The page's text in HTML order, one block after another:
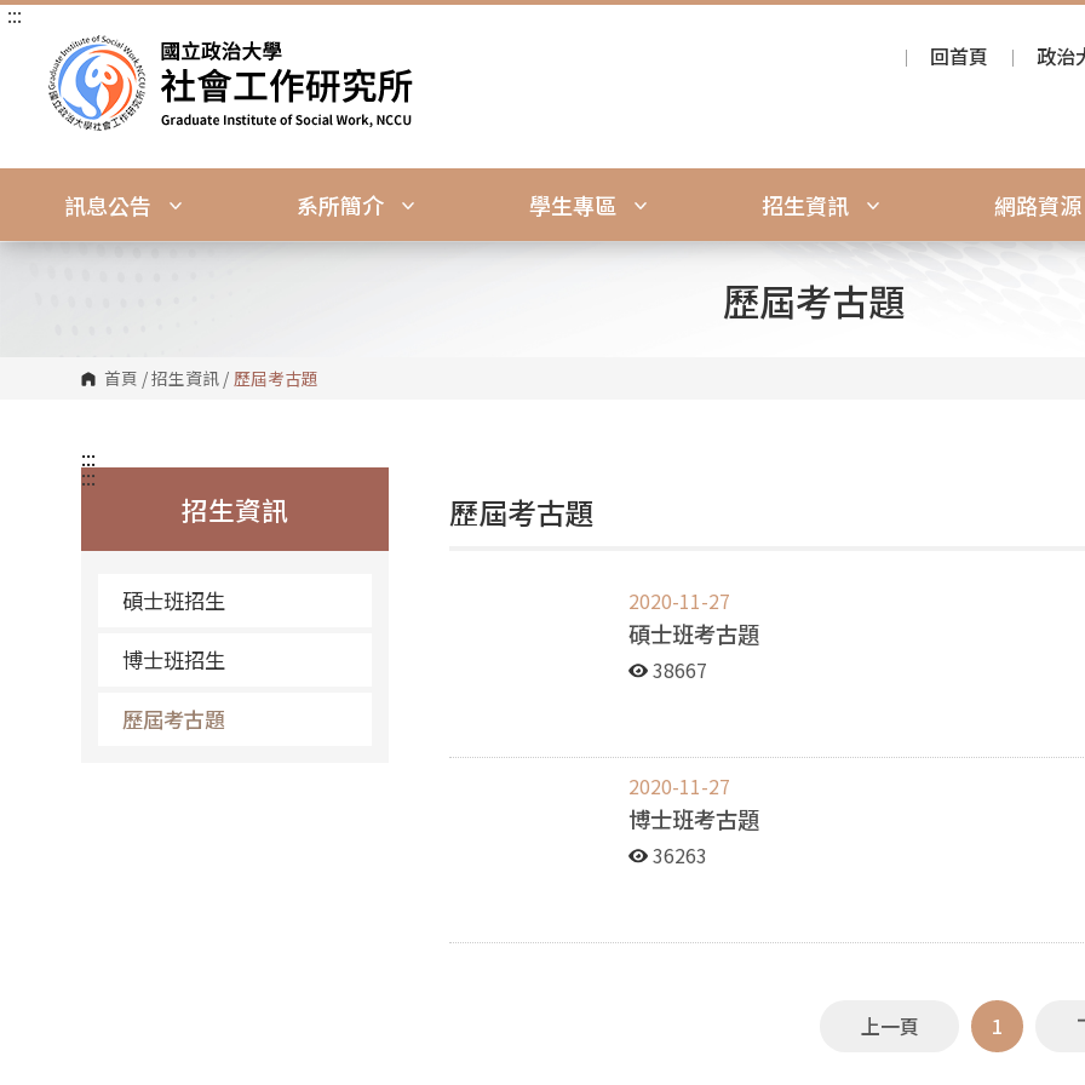
跳
:::
回首頁
政治
訊息公告 系所簡介 學生專區 招生資訊 網路資源
歷屆考古題
首頁 /招生資訊 / 歷屆考古題
:::
招生資訊
碩士班招生
博士班招生
歷屆考古題
:::
歷屆考古題
2020-11-27
碩士班考古題
38667
2020-11-27
博士班考古題
36263
上一頁 1